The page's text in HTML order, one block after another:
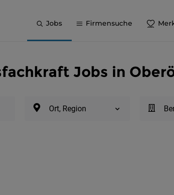
Jobs Firmensuche
Jobs in
Ort, Region